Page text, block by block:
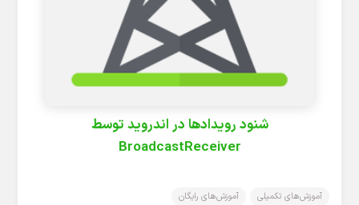
شنود رویدادها در اندروید توسط
BroadcastReceiver
آموزش‌های تکمیلی آموزش‌های رایگان